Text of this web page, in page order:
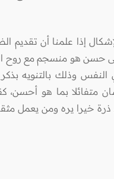
إذا علمنا أن تقديم
حسن هو منسجم مع روح
النفس وذلك بالتنويه
متفائلا بما هو أحسن،
خيرا يره ومن يعمل